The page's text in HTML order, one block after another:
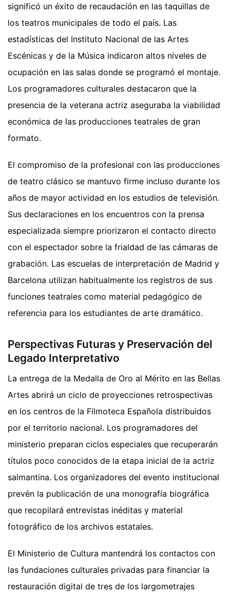
significó un éxito de recaudación en las taquillas de
los teatros municipales de todo el país. Las
estadísticas del Instituto Nacional de las Artes
Escénicas y de la Música indicaron altos niveles de
ocupación en las salas donde se programó el montaje.
Los programadores culturales destacaron que la
presencia de la veterana actriz aseguraba la viabilidad
económica de las producciones teatrales de gran
formato.
El compromiso de la profesional con las producciones
de teatro clásico se mantuvo firme incluso durante los
años de mayor actividad en los estudios de televisión.
Sus declaraciones en los encuentros con la prensa
especializada siempre priorizaron el contacto directo
con el espectador sobre la frialdad de las cámaras de
grabación. Las escuelas de interpretación de Madrid y
Barcelona utilizan habitualmente los registros de sus
funciones teatrales como material pedagógico de
referencia para los estudiantes de arte dramático.
Perspectivas Futuras y Preservación del
Legado Interpretativo
La entrega de la Medalla de Oro al Mérito en las Bellas
Artes abrirá un ciclo de proyecciones retrospectivas
en los centros de la Filmoteca Española distribuidos
por el territorio nacional. Los programadores del
ministerio preparan ciclos especiales que recuperarán
títulos poco conocidos de la etapa inicial de la actriz
salmantina. Los organizadores del evento institucional
prevén la publicación de una monografía biográfica
que recopilará entrevistas inéditas y material
fotográfico de los archivos estatales.
El Ministerio de Cultura mantendrá los contactos con
las fundaciones culturales privadas para financiar la
restauración digital de tres de los largometrajes